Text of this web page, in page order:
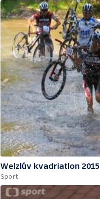
Welzlův kvadriatlon 2015
Sport